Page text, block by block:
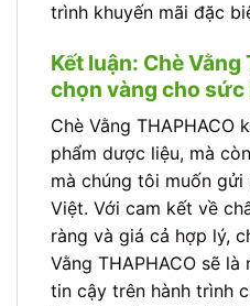
trình khuyến mãi đặc
Kết luận: Chè Vằng
chọn vàng cho sức
Chè Vằng THAPHACO
phẩm dược liệu, mà
mà chúng tôi muốn
Việt. Với cam kết về
ràng và giá cả hợp lý,
Vằng THAPHACO sẽ
tin cậy trên hành trình